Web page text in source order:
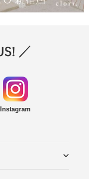
Instagram